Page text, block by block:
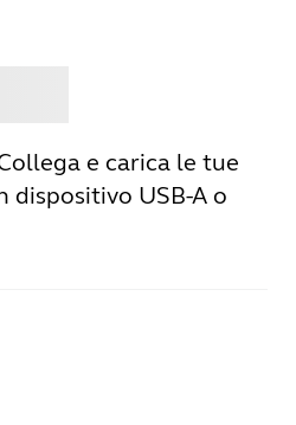
e carica le tue
dispositivo USB-A o